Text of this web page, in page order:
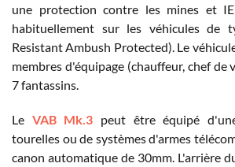
une protection contre les mines et
habituellement sur les véhicules de
Resistant Ambush Protected). Le
membres d'équipage (chauffeur, chef
7 fantassins.
Le VAB Mk.3 peut être équipé
tourelles ou de systèmes d'armes
canon automatique de 30mm. L'arrière